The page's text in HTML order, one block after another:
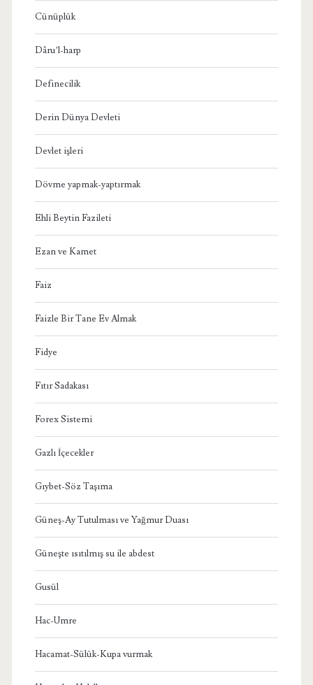
Cünüplük
Dâru’l-harp
Definecilik
Derin Dünya Devleti
Devlet işleri
Dövme yapmak-yaptırmak
Ehli Beytin Fazileti
Ezan ve Kamet
Faiz
Faizle Bir Tane Ev Almak
Fidye
Fıtır Sadakası
Forex Sistemi
Gazlı İçecekler
Gıybet-Söz Taşıma
Güneş-Ay Tutulması ve Yağmur Duası
Güneşte ısıtılmış su ile abdest
Gusül
Hac-Umre
Hacamat-Sülük-Kupa vurmak